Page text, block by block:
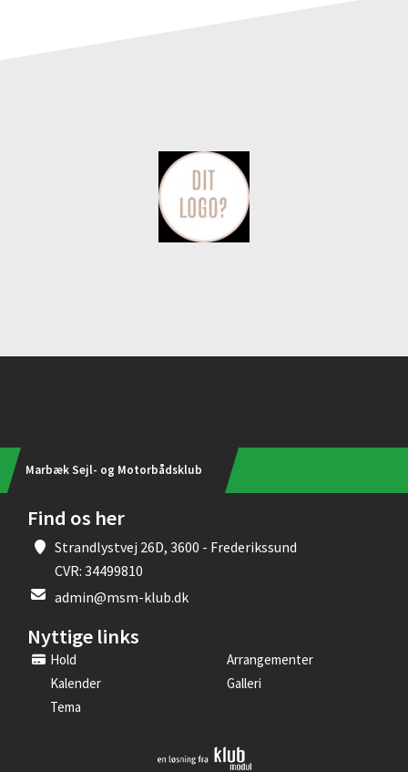
Marbæk Sejl- og Motorbådsklub
Find os her
Strandlystvej 26D, 3600 - Frederikssund
CVR: 34499810
admin@msm-klub.dk
Nyttige links
Hold
Arrangementer
Kalender
Galleri
Tema